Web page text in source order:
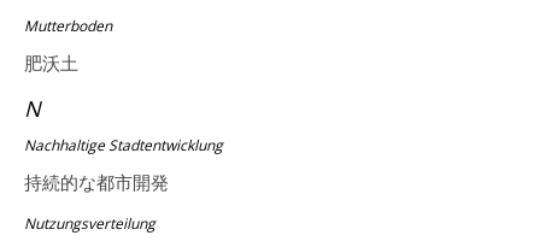
Mutterboden
肥沃土
N
Nachhaltige Stadtentwicklung
持続的な都市開発
Nutzungsverteilung